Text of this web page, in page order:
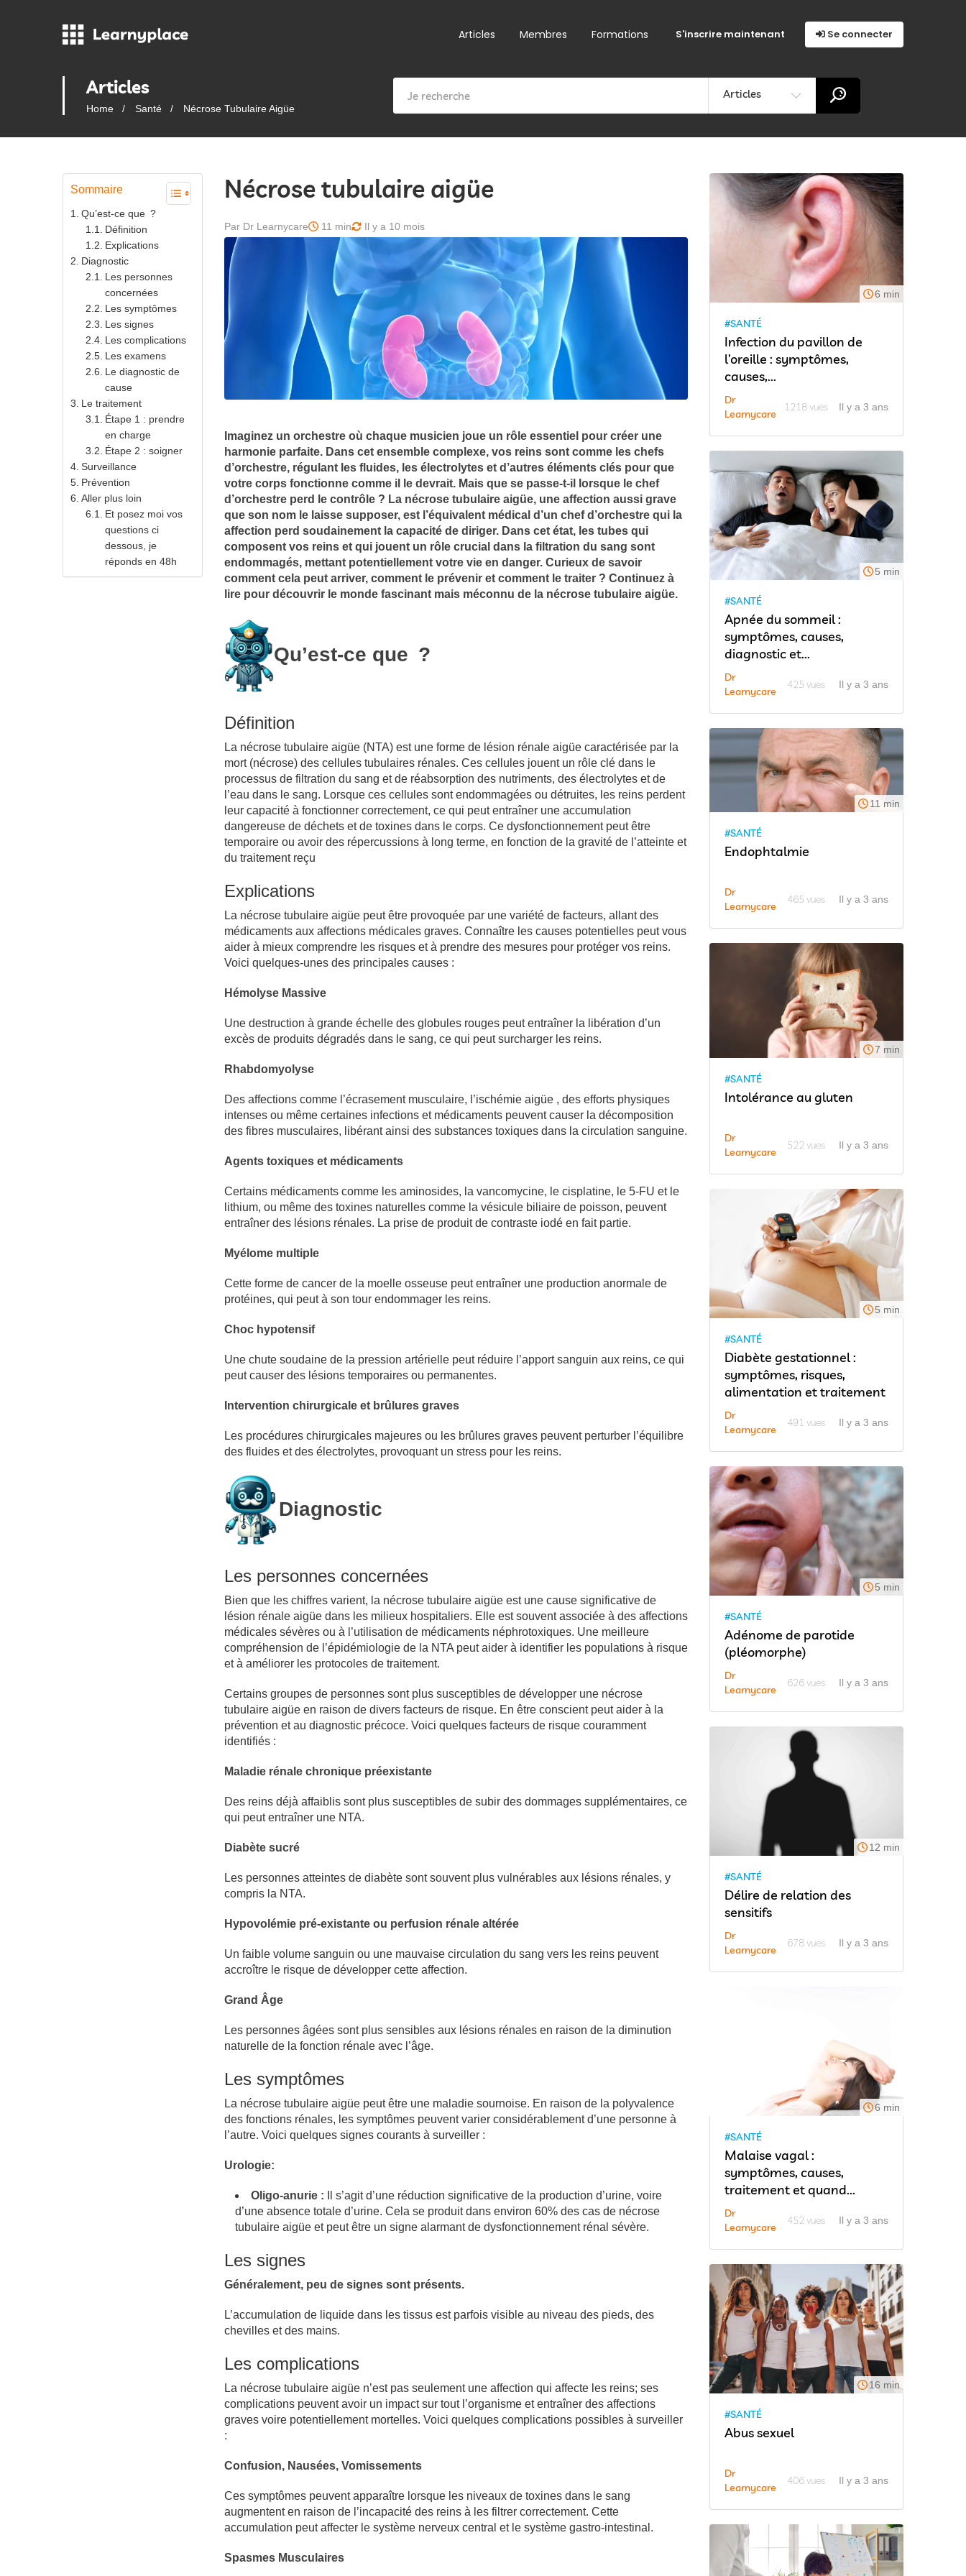
Articles Membres Formations Se connecter
S'inscrire maintenant
Articles
Home Santé Nécrose Tubulaire Aigüe
Articles
Sommaire
Qu’est-ce que ?
Définition
Explications
Diagnostic
Les personnes
concernées
Les symptômes
Les signes
Les complications
Les examens
Le diagnostic de
cause
Le traitement
Étape 1 : prendre
en charge
Étape 2 : soigner
Surveillance
Prévention
Aller plus loin
Et posez moi vos
questions ci
dessous, je
réponds en 48h
Nécrose tubulaire aigüe
Par Dr Learnycare 11 min Il y a 10 mois
Imaginez un orchestre où chaque musicien joue un rôle essentiel pour créer une
harmonie parfaite. Dans cet ensemble complexe, vos reins sont comme les chefs
d’orchestre, régulant les fluides, les électrolytes et d’autres éléments clés pour que
votre corps fonctionne comme il le devrait. Mais que se passe-t-il lorsque le chef
d’orchestre perd le contrôle ? La nécrose tubulaire aigüe, une affection aussi grave
que son nom le laisse supposer, est l’équivalent médical d’un chef d’orchestre qui la
affection perd soudainement la capacité de diriger. Dans cet état, les tubes qui
composent vos reins et qui jouent un rôle crucial dans la filtration du sang sont
endommagés, mettant potentiellement votre vie en danger. Curieux de savoir
comment cela peut arriver, comment le prévenir et comment le traiter ? Continuez à
lire pour découvrir le monde fascinant mais méconnu de la nécrose tubulaire aigüe.
Qu’est-ce que ?
Définition
La nécrose tubulaire aigüe (NTA) est une forme de lésion rénale aigüe caractérisée par la
mort (nécrose) des cellules tubulaires rénales. Ces cellules jouent un rôle clé dans le
processus de filtration du sang et de réabsorption des nutriments, des électrolytes et de
l’eau dans le sang. Lorsque ces cellules sont endommagées ou détruites, les reins perdent
leur capacité à fonctionner correctement, ce qui peut entraîner une accumulation
dangereuse de déchets et de toxines dans le corps. Ce dysfonctionnement peut être
temporaire ou avoir des répercussions à long terme, en fonction de la gravité de l’atteinte et
du traitement reçu
Explications
La nécrose tubulaire aigüe peut être provoquée par une variété de facteurs, allant des
médicaments aux affections médicales graves. Connaître les causes potentielles peut vous
aider à mieux comprendre les risques et à prendre des mesures pour protéger vos reins.
Voici quelques-unes des principales causes :
Hémolyse Massive
Une destruction à grande échelle des globules rouges peut entraîner la libération d’un
excès de produits dégradés dans le sang, ce qui peut surcharger les reins.
Rhabdomyolyse
Des affections comme l’écrasement musculaire, l’ischémie aigüe , des efforts physiques
intenses ou même certaines infections et médicaments peuvent causer la décomposition
des fibres musculaires, libérant ainsi des substances toxiques dans la circulation sanguine.
Agents toxiques et médicaments
Certains médicaments comme les aminosides, la vancomycine, le cisplatine, le 5-FU et le
lithium, ou même des toxines naturelles comme la vésicule biliaire de poisson, peuvent
entraîner des lésions rénales. La prise de produit de contraste iodé en fait partie.
Myélome multiple
Cette forme de cancer de la moelle osseuse peut entraîner une production anormale de
protéines, qui peut à son tour endommager les reins.
Choc hypotensif
Une chute soudaine de la pression artérielle peut réduire l’apport sanguin aux reins, ce qui
peut causer des lésions temporaires ou permanentes.
Intervention chirurgicale et brûlures graves
Les procédures chirurgicales majeures ou les brûlures graves peuvent perturber l’équilibre
des fluides et des électrolytes, provoquant un stress pour les reins.
Diagnostic
Les personnes concernées
Bien que les chiffres varient, la nécrose tubulaire aigüe est une cause significative de
lésion rénale aigüe dans les milieux hospitaliers. Elle est souvent associée à des affections
médicales sévères ou à l’utilisation de médicaments néphrotoxiques. Une meilleure
compréhension de l’épidémiologie de la NTA peut aider à identifier les populations à risque
et à améliorer les protocoles de traitement.
Certains groupes de personnes sont plus susceptibles de développer une nécrose
tubulaire aigüe en raison de divers facteurs de risque. En être conscient peut aider à la
prévention et au diagnostic précoce. Voici quelques facteurs de risque couramment
identifiés :
Maladie rénale chronique préexistante
Des reins déjà affaiblis sont plus susceptibles de subir des dommages supplémentaires, ce
qui peut entraîner une NTA.
Diabète sucré
Les personnes atteintes de diabète sont souvent plus vulnérables aux lésions rénales, y
compris la NTA.
Hypovolémie pré-existante ou perfusion rénale altérée
Un faible volume sanguin ou une mauvaise circulation du sang vers les reins peuvent
accroître le risque de développer cette affection.
Grand Âge
Les personnes âgées sont plus sensibles aux lésions rénales en raison de la diminution
naturelle de la fonction rénale avec l’âge.
Les symptômes
La nécrose tubulaire aigüe peut être une maladie sournoise. En raison de la polyvalence
des fonctions rénales, les symptômes peuvent varier considérablement d’une personne à
l’autre. Voici quelques signes courants à surveiller :
Urologie:
Oligo-anurie : Il s’agit d’une réduction significative de la production d’urine, voire
d’une absence totale d’urine. Cela se produit dans environ 60% des cas de nécrose
tubulaire aigüe et peut être un signe alarmant de dysfonctionnement rénal sévère.
Les signes
Généralement, peu de signes sont présents.
L’accumulation de liquide dans les tissus est parfois visible au niveau des pieds, des
chevilles et des mains.
Les complications
La nécrose tubulaire aigüe n’est pas seulement une affection qui affecte les reins; ses
complications peuvent avoir un impact sur tout l’organisme et entraîner des affections
graves voire potentiellement mortelles. Voici quelques complications possibles à surveiller
:
Confusion, Nausées, Vomissements
Ces symptômes peuvent apparaître lorsque les niveaux de toxines dans le sang
augmentent en raison de l’incapacité des reins à les filtrer correctement. Cette
accumulation peut affecter le système nerveux central et le système gastro-intestinal.
Spasmes Musculaires
6 min
#SANTÉ
Infection du pavillon de
l’oreille : symptômes,
causes,...
Dr
Learnycare
1218 vues Il y a 3 ans
5 min
#SANTÉ
Apnée du sommeil :
symptômes, causes,
diagnostic et...
Dr
Learnycare
425 vues Il y a 3 ans
11 min
#SANTÉ
Endophtalmie
Dr
Learnycare
465 vues Il y a 3 ans
7 min
#SANTÉ
Intolérance au gluten
Dr
Learnycare
522 vues Il y a 3 ans
5 min
#SANTÉ
Diabète gestationnel :
symptômes, risques,
alimentation et traitement
Dr
Learnycare
491 vues Il y a 3 ans
5 min
#SANTÉ
Adénome de parotide
(pléomorphe)
Dr
Learnycare
626 vues Il y a 3 ans
12 min
#SANTÉ
Délire de relation des
sensitifs
Dr
Learnycare
678 vues Il y a 3 ans
6 min
#SANTÉ
Malaise vagal :
symptômes, causes,
traitement et quand...
Dr
Learnycare
452 vues Il y a 3 ans
16 min
#SANTÉ
Abus sexuel
Dr
Learnycare
406 vues Il y a 3 ans